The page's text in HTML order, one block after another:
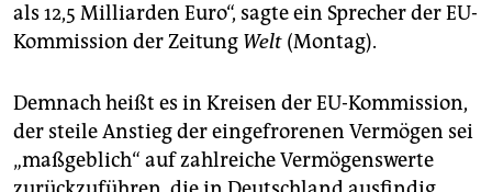
als 12,5 Milliarden Euro“, sagte ein Sprecher der EU-
Kommission der Zeitung Welt (Montag).
Demnach heißt es in Kreisen der EU-Kommission,
der steile Anstieg der eingefrorenen Vermögen sei
„maßgeblich“ auf zahlreiche Vermögenswerte